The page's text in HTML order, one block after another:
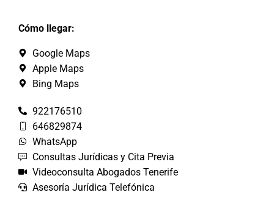
Cómo llegar:
Google Maps
Apple Maps
Bing Maps
922176510
646829874
WhatsApp
Consultas Jurídicas y Cita Previa
Videoconsulta Abogados Tenerife
Asesoría Jurídica Telefónica